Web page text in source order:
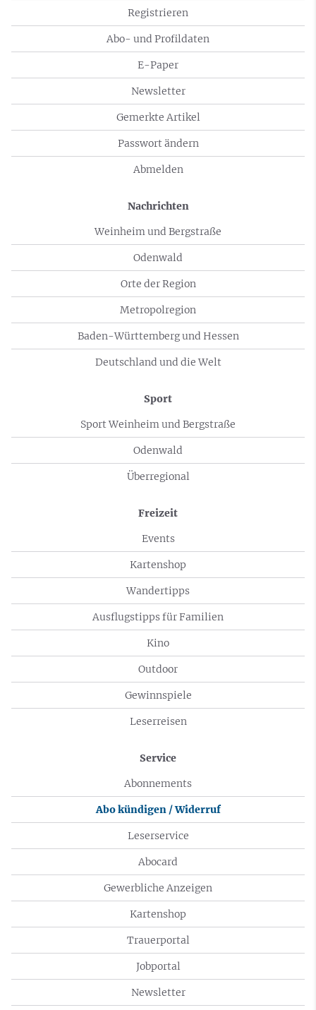
Registrieren
Abo- und Profildaten
E-Paper
Newsletter
Gemerkte Artikel
Passwort ändern
Abmelden
Nachrichten
Weinheim und Bergstraße
Odenwald
Orte der Region
Metropolregion
Baden-Württemberg und Hessen
Deutschland und die Welt
Sport
Sport Weinheim und Bergstraße
Odenwald
Überregional
Freizeit
Events
Kartenshop
Wandertipps
Ausflugstipps für Familien
Kino
Outdoor
Gewinnspiele
Leserreisen
Service
Abonnements
Abo kündigen / Widerruf
Leserservice
Abocard
Gewerbliche Anzeigen
Kartenshop
Trauerportal
Jobportal
Newsletter